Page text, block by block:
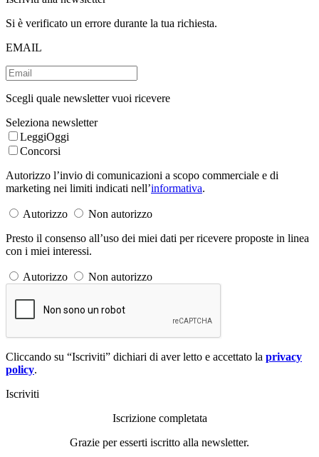
Si è verificato un errore durante la tua richiesta.
EMAIL
Scegli quale newsletter vuoi ricevere
Seleziona newsletter
LeggiOggi
Concorsi
Autorizzo l’invio di comunicazioni a scopo commerciale e di
marketing nei limiti indicati nell’informativa.
Autorizzo
Non autorizzo
Presto il consenso all’uso dei miei dati per ricevere proposte in linea
con i miei interessi.
Autorizzo Non autorizzo
Cliccando su “Iscriviti” dichiari di aver letto e accettato la privacy
policy.
Iscriviti
Iscrizione completata
Grazie per esserti iscritto alla newsletter.